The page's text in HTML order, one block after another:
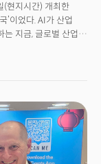
역할이 하나의
달랐지만, 그
로 AI 컨버전스(The
2026 현장에서
(현지시간) 개최한
’이었다. AI가 산업
는 지금, 글로벌 산업
보여줬다.이날
장)가 맡았다.
라고 표현했다. 불과
이 이제는
업들이, 그사이 강력한